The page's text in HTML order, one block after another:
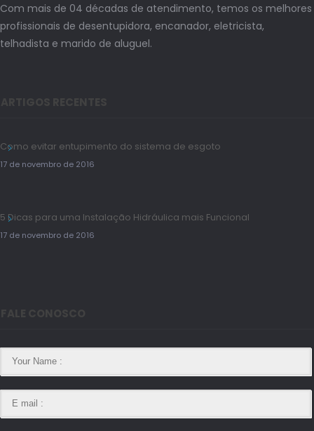
Com mais de 04 décadas de atendimento, temos os melhores
profissionais de desentupidora, encanador, eletricista,
telhadista e marido de aluguel.
Como evitar entupimento do sistema de esgoto
17 de novembro de 2016
5 Dicas para uma Instalação Hidráulica mais Funcional
17 de novembro de 2016